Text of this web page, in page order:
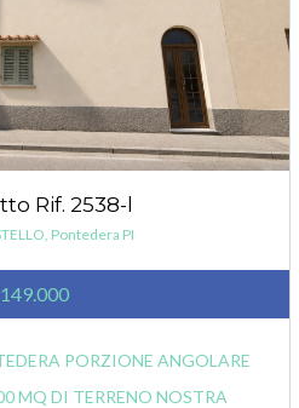
Rif. 2538-l
Pontedera PI
PORZIONE ANGOLARE
MQ DI TERRENO NOSTRA